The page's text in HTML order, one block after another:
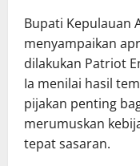
Bupati Kepulauan
menyampaikan
dilakukan Patriot
Ia menilai hasil
pijakan penting
merumuskan
tepat sasaran.